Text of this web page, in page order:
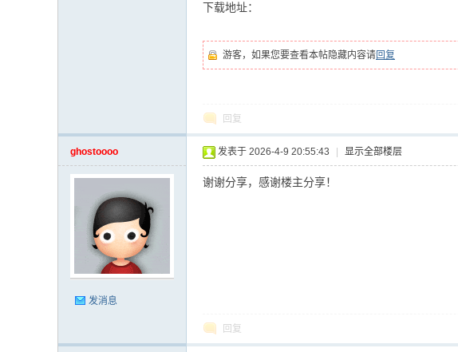
下载地址：
游客，如果您要查看本帖隐藏内容请回复
回复
ghostoooo
发消息
发表于 2026-4-9 20:55:43 显示全部楼层
谢谢分享，感谢楼主分享！
回复